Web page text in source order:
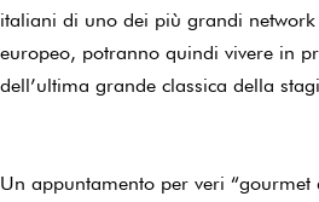
italiani di uno dei più grandi
europeo, potranno quindi vivere in
dell’ultima grande classica della
Un appuntamento per veri